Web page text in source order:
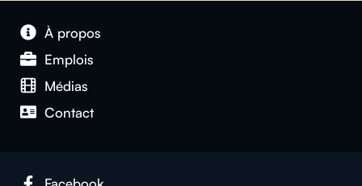
À propos
Emplois
Médias
Contact